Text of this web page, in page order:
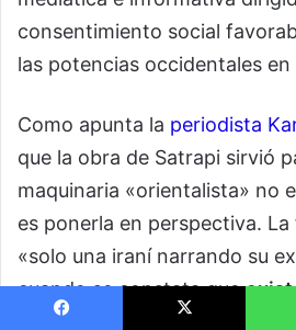
consentimiento social
las potencias occidentales
Como apunta la periodista
que la obra de Satrapi sirvió
maquinaria «orientalista» no
es ponerla en perspectiva. La
«solo una iraní narrando su
cuando se constata que
palestinos, libaneses y de